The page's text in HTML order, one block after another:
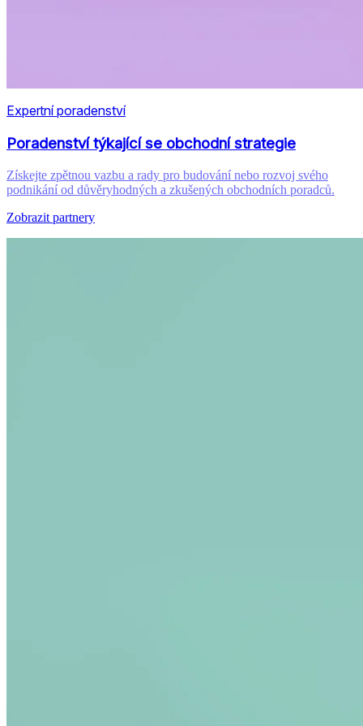
Expertní poradenství
Poradenství týkající se obchodní strategie
Získejte zpětnou vazbu a rady pro budování nebo rozvoj svého
podnikání od důvěryhodných a zkušených obchodních poradců.
Zobrazit partnery